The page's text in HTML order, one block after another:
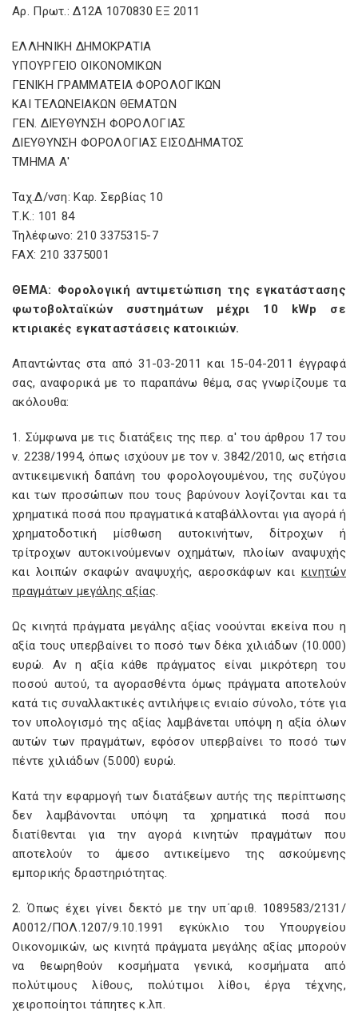
Αρ. Πρωτ.: Δ12Α 1070830 ΕΞ 2011
ΕΛΛΗΝΙΚΗ ΔΗΜΟΚΡΑΤΙΑ
ΥΠΟΥΡΓΕΙΟ ΟΙΚΟΝΟΜΙΚΩΝ
ΓΕΝΙΚΗ ΓΡΑΜΜΑΤΕΙΑ ΦΟΡΟΛΟΓΙΚΩΝ
ΚΑΙ ΤΕΛΩΝΕΙΑΚΩΝ ΘΕΜΑΤΩΝ
ΓΕΝ. ΔΙΕΥΘΥΝΣΗ ΦΟΡΟΛΟΓΙΑΣ
ΔΙΕΥΘΥΝΣΗ ΦΟΡΟΛΟΓΙΑΣ ΕΙΣΟΔΗΜΑΤΟΣ
ΤΜΗΜΑ Α'
Ταχ.Δ/νση: Καρ. Σερβίας 10
Τ.Κ.: 101 84
Τηλέφωνο: 210 3375315-7
FAX: 210 3375001
ΘΕΜΑ: Φορολογική αντιμετώπιση της εγκατάστασης
φωτοβολταϊκών συστημάτων μέχρι 10 kWp σε
κτιριακές εγκαταστάσεις κατοικιών.
Απαντώντας στα από 31-03-2011 και 15-04-2011 έγγραφά
σας, αναφορικά με το παραπάνω θέμα, σας γνωρίζουμε τα
ακόλουθα:
1. Σύμφωνα με τις διατάξεις της περ. α' του άρθρου 17 του
ν. 2238/1994, όπως ισχύουν με τον ν. 3842/2010, ως ετήσια
αντικειμενική δαπάνη του φορολογουμένου, της συζύγου
και των προσώπων που τους βαρύνουν λογίζονται και τα
χρηματικά ποσά που πραγματικά καταβάλλονται για αγορά ή
χρηματοδοτική μίσθωση αυτοκινήτων, δίτροχων ή
τρίτροχων αυτοκινούμενων οχημάτων, πλοίων αναψυχής
και λοιπών σκαφών αναψυχής, αεροσκάφων και κινητών
πραγμάτων μεγάλης αξίας.
Ως κινητά πράγματα μεγάλης αξίας νοούνται εκείνα που η
αξία τους υπερβαίνει το ποσό των δέκα χιλιάδων (10.000)
ευρώ. Αν η αξία κάθε πράγματος είναι μικρότερη του
ποσού αυτού, τα αγορασθέντα όμως πράγματα αποτελούν
κατά τις συναλλακτικές αντιλήψεις ενιαίο σύνολο, τότε για
τον υπολογισμό της αξίας λαμβάνεται υπόψη η αξία όλων
αυτών των πραγμάτων, εφόσον υπερβαίνει το ποσό των
πέντε χιλιάδων (5.000) ευρώ.
Κατά την εφαρμογή των διατάξεων αυτής της περίπτωσης
δεν λαμβάνονται υπόψη τα χρηματικά ποσά που
διατίθενται για την αγορά κινητών πραγμάτων που
αποτελούν το άμεσο αντικείμενο της ασκούμενης
εμπορικής δραστηριότητας.
2. Όπως έχει γίνει δεκτό με την υπ΄αριθ. 1089583/2131/
Α0012/ΠΟΛ.1207/9.10.1991 εγκύκλιο του Υπουργείου
Οικονομικών, ως κινητά πράγματα μεγάλης αξίας μπορούν
να θεωρηθούν κοσμήματα γενικά, κοσμήματα από
πολύτιμους λίθους, πολύτιμοι λίθοι, έργα τέχνης,
χειροποίητοι τάπητες κ.λπ.